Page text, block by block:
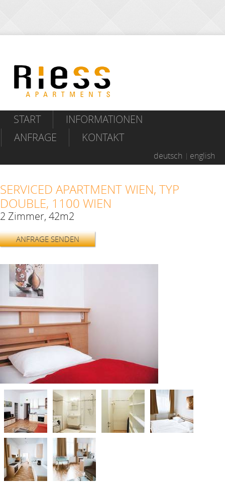
START
INFORMATIONEN
ANFRAGE
KONTAKT
deutsch english
SERVICED APARTMENT WIEN, TYP
DOUBLE, 1100 WIEN
2 Zimmer, 42m2
ANFRAGE SENDEN